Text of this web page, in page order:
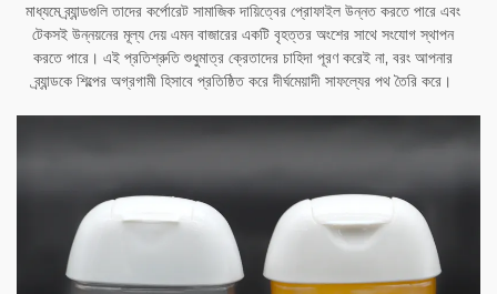
মাধ্যমে ব্র্যান্ডগুলি তাদের কর্পোরেট সামাজিক দায়িত্বের প্রোফাইল উন্নত করতে পারে এবং
টেকসই উন্নয়নের মূল্য দেয় এমন বাজারের একটি বৃহত্তর অংশের সাথে সংযোগ স্থাপন
করতে পারে। এই প্রতিশ্রুতি শুধুমাত্র ক্রেতাদের চাহিদা পূরণ করেই না, বরং আপনার
ব্র্যান্ডকে শিল্পের অগ্রগামী হিসাবে প্রতিষ্ঠিত করে দীর্ঘমেয়াদী সাফল্যের পথ তৈরি করে।